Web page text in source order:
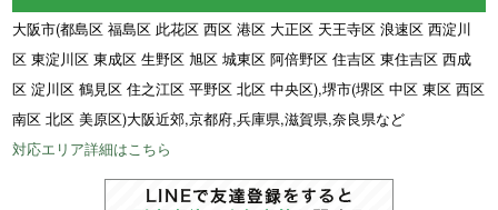
大阪市(都島区 福島区 此花区 西区 港区 大正区 天王寺区 浪速区 西淀川
区 東淀川区 東成区 生野区 旭区 城東区 阿倍野区 住吉区 東住吉区 西成
区 淀川区 鶴見区 住之江区 平野区 北区 中央区),堺市(堺区 中区 東区 西区
南区 北区 美原区)大阪近郊,京都府,兵庫県,滋賀県,奈良県など
対応エリア詳細はこちら